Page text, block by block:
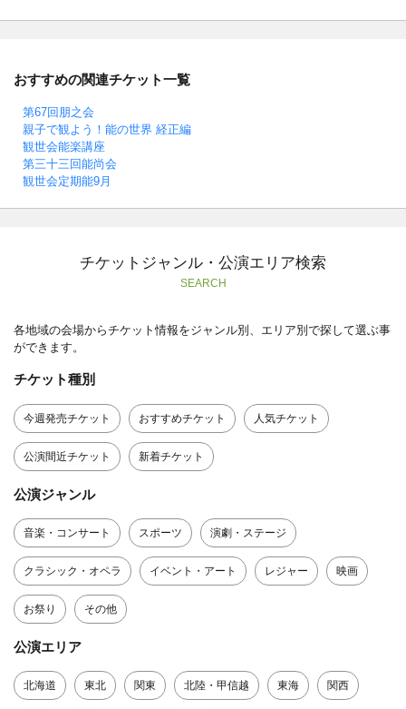
おすすめの関連チケット一覧
第67回朋之会
親子で観よう！能の世界 経正編
観世会能楽講座
第三十三回能尚会
観世会定期能9月
チケットジャンル・公演エリア検索
SEARCH
各地域の会場からチケット情報をジャンル別、エリア別で探して選ぶ事
ができます。
チケット種別
今週発売チケット おすすめチケット 人気チケット
公演間近チケット 新着チケット
公演ジャンル
音楽・コンサート スポーツ 演劇・ステージ
クラシック・オペラ イベント・アート レジャー 映画
お祭り その他
公演エリア
北海道 東北 関東 北陸・甲信越 東海 関西